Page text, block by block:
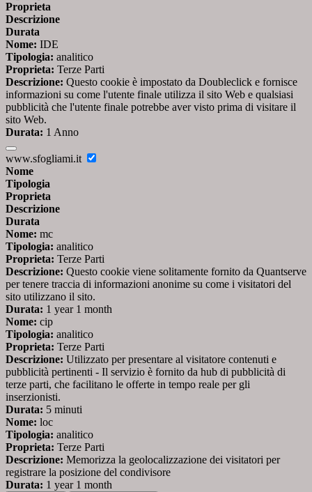
Proprieta
Descrizione
Durata
Nome: IDE
Tipologia: analitico
Proprieta: Terze Parti
Descrizione: Questo cookie è impostato da Doubleclick e fornisce
informazioni su come l'utente finale utilizza il sito Web e qualsiasi
pubblicità che l'utente finale potrebbe aver visto prima di visitare il
sito Web.
Durata: 1 Anno
www.sfogliami.it
Nome
Tipologia
Proprieta
Descrizione
Durata
Nome: mc
Tipologia: analitico
Proprieta: Terze Parti
Descrizione: Questo cookie viene solitamente fornito da Quantserve
per tenere traccia di informazioni anonime su come i visitatori del
sito utilizzano il sito.
Durata: 1 year 1 month
Nome: cip
Tipologia: analitico
Proprieta: Terze Parti
Descrizione: Utilizzato per presentare al visitatore contenuti e
pubblicità pertinenti - Il servizio è fornito da hub di pubblicità di
terze parti, che facilitano le offerte in tempo reale per gli
inserzionisti.
Durata: 5 minuti
Nome: loc
Tipologia: analitico
Proprieta: Terze Parti
Descrizione: Memorizza la geolocalizzazione dei visitatori per
registrare la posizione del condivisore
Durata: 1 year 1 month